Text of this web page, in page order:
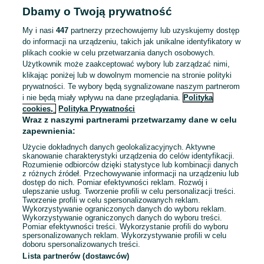
Praca w pieczarkarni, Holandia, bez
doświadczenia i angielskiego, od zaraz!
Grupa Contrain
10 000 - 12 500 zł / mies. brutto
Białystok, Bojary
Pełny etat
Umowa o pracę
Kraj: Holandia
Doświadczenie nie jest wymagane
Pracownicy z Ukrainy: 🇺🇦 Запрошуємо людей з України
(Zapraszamy pracowników z Ukrainy)
Odświeżono dnia 06 sierpnia 2026
Strona główna Praca Pracownik sklepu
Kasjer, pracownik sklepu - Podlaskie
Dbamy o Twoją prywatność
My i nasi447 partnerzy przechowujemy lub uzyskujemy dostęp
do informacji na urządzeniu, takich jak unikalne identyfikatory w
plikach cookie w celu przetwarzania danych osobowych.
Użytkownik może zaakceptować wybory lub zarządzać nimi,
klikając poniżej lub w dowolnym momencie na stronie polityki
prywatności. Te wybory będą sygnalizowane naszym partnerom
i nie będą miały wpływu na dane przeglądania. Polityka
cookies,
Polityka Prywatności
Wraz z naszymi partnerami przetwarzamy dane w celu
zapewnienia:
Użycie dokładnych danych geolokalizacyjnych. Aktywne
skanowanie charakterystyki urządzenia do celów identyfikacji.
Rozumienie odbiorców dzięki statystyce lub kombinacji danych
z różnych źródeł. Przechowywanie informacji na urządzeniu lub
dostęp do nich. Pomiar efektywności reklam. Rozwój i
ulepszanie usług. Tworzenie profili w celu personalizacji treści.
Tworzenie profili w celu spersonalizowanych reklam.
Wykorzystywanie ograniczonych danych do wyboru reklam.
Wykorzystywanie ograniczonych danych do wyboru treści.
Pomiar efektywności treści. Wykorzystanie profili do wyboru
spersonalizowanych reklam. Wykorzystywanie profili w celu
doboru spersonalizowanych treści.
Lista partnerów (dostawców)